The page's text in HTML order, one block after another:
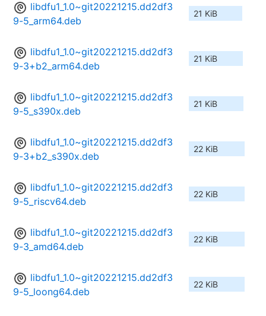
libdfu1_1.0~git20221215.dd2df3
9-5_arm64.deb
21 KiB
libdfu1_1.0~git20221215.dd2df3
9-3+b2_arm64.deb
21 KiB
libdfu1_1.0~git20221215.dd2df3
9-5_s390x.deb
21 KiB
libdfu1_1.0~git20221215.dd2df3
9-3+b2_s390x.deb
22 KiB
libdfu1_1.0~git20221215.dd2df3
9-5_riscv64.deb
22 KiB
libdfu1_1.0~git20221215.dd2df3
9-3_amd64.deb
22 KiB
libdfu1_1.0~git20221215.dd2df3
9-5_loong64.deb
22 KiB